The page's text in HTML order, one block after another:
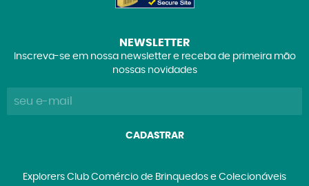
NEWSLETTER
Inscreva-se em nossa newsletter e receba de primeira mão
nossas novidades
CADASTRAR
Explorers Club Comércio de Brinquedos e Colecionáveis